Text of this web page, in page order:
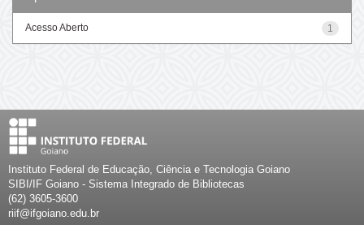
1
Acesso Aberto
Instituto Federal de Educação, Ciência e Tecnologia Goiano
SIBI/IF Goiano - Sistema Integrado de Bibliotecas
(62) 3605-3600
riif@ifgoiano.edu.br